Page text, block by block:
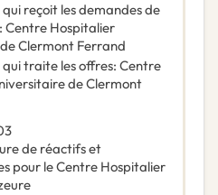
reçoit les demandes de
: Centre Hospitalier
Clermont Ferrand
traite les offres: Centre
de Clermont
de réactifs et
pour le Centre Hospitalier